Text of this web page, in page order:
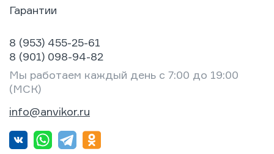
Гарантии
8 (953) 455-25-61
8 (901) 098-94-82
Мы работаем каждый день с 7:00 до 19:00
(МСК)
info@anvikor.ru